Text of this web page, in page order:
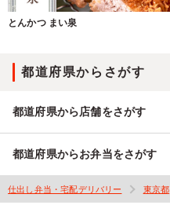
とんかつ まい泉
都道府県からさがす
都道府県から店舗をさがす
都道府県からお弁当をさがす
仕出し弁当・宅配デリバリー 東京都